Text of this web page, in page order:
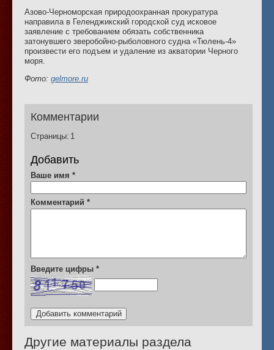
Азово-Черноморская природоохранная прокуратура
направила в Геленджикский городской суд исковое
заявление с требованием обязать собственника
затонувшего зверобойно-рыболовного судна «Тюлень-4»
произвести его подъем и удаление из акватории Черного
моря.
Фото: gelmore.ru
Комментарии
Страницы: 1
Добавить
Ваше имя *
Комментарий *
Введите цифры *
Другие материалы раздела